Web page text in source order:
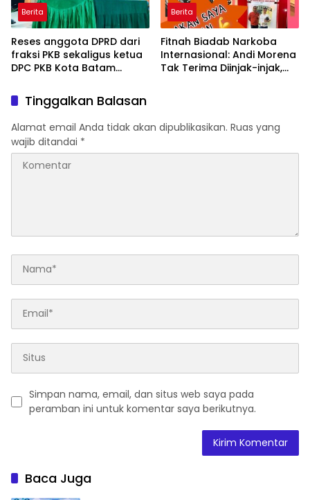
Berita
Reses anggota DPRD dari
fraksi PKB sekaligus ketua
DPC PKB Kota Batam
usulan Warga Patam
Indah Minta Jalan,
Ambulans, dan Sarana
Olahraga
Berita
Fitnah Biadab Narkoba
Internasional: Andi Morena
Tak Terima Diinjak-injak,
Tinggalkan Balasan
Alamat email Anda tidak akan dipublikasikan. Ruas yang
wajib ditandai *
Simpan nama, email, dan situs web saya pada
peramban ini untuk komentar saya berikutnya.
Baca Juga